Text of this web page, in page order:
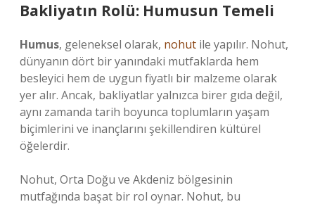
Bakliyatın Rolü: Humusun Temeli
Humus, geleneksel olarak, nohut ile yapılır. Nohut,
dünyanın dört bir yanındaki mutfaklarda hem
besleyici hem de uygun fiyatlı bir malzeme olarak
yer alır. Ancak, bakliyatlar yalnızca birer gıda değil,
aynı zamanda tarih boyunca toplumların yaşam
biçimlerini ve inançlarını şekillendiren kültürel
öğelerdir.
Nohut, Orta Doğu ve Akdeniz bölgesinin
mutfağında başat bir rol oynar. Nohut, bu